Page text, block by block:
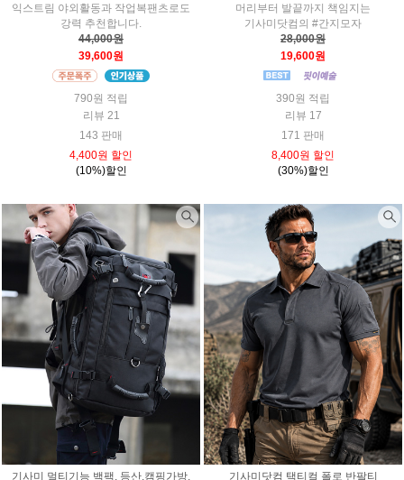
익스트림 야외활동과 작업복팬츠로도
강력 추천합니다.
44,000원
39,600원
790원 적립
리뷰 21
143 판매
4,400원 할인
(10%)할인
머리부터 발끝까지 책임지는
기사미닷컴의 #간지모자
28,000원
19,600원
390원 적립
리뷰 17
171 판매
8,400원 할인
(30%)할인
기사미 멀티기능 백팩, 등산,캠핑가방, 기사미닷컴 택티컬 폴로 반팔티